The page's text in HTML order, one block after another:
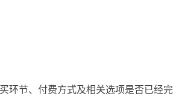
环节、付费方式及相关选项是否已经完